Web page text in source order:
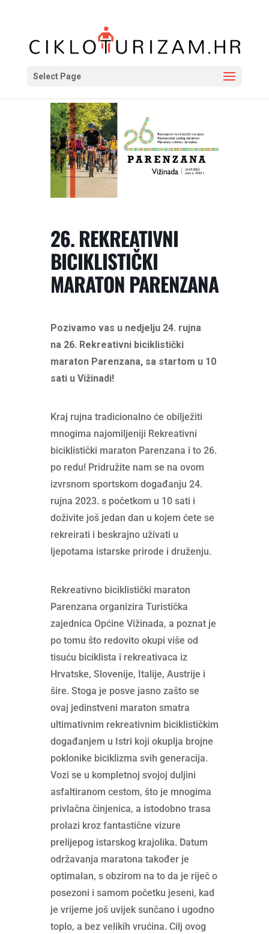
Select Page
26. REKREATIVNI
BICIKLISTIČKI
MARATON PARENZANA
Pozivamo vas u nedjelju 24. rujna
na 26. Rekreativni biciklistički
maraton Parenzana, sa startom u 10
sati u Vižinadi!
Kraj rujna tradicionalno će obilježiti
mnogima najomiljeniji Rekreativni
biciklistički maraton Parenzana i to 26.
po redu! Pridružite nam se na ovom
izvrsnom sportskom događanju 24.
rujna 2023. s početkom u 10 sati i
doživite još jedan dan u kojem ćete se
rekreirati i beskrajno uživati u
ljepotama istarske prirode i druženju.
Rekreativno biciklistički maraton
Parenzana organizira Turistička
zajednica Općine Vižinada, a poznat je
po tomu što redovito okupi više od
tisuću biciklista i rekreativaca iz
Hrvatske, Slovenije, Italije, Austrije i
šire. Stoga je posve jasno zašto se
ovaj jedinstveni maraton smatra
ultimativnim rekreativnim biciklističkim
događanjem u Istri koji okuplja brojne
poklonike biciklizma svih generacija.
Vozi se u kompletnoj svojoj duljini
asfaltiranom cestom, što je mnogima
privlačna činjenica, a istodobno trasa
prolazi kroz fantastične vizure
prelijepog istarskog krajolika. Datum
održavanja maratona također je
optimalan, s obzirom na to da je riječ o
posezoni i samom početku jeseni, kad
je vrijeme još uvijek sunčano i ugodno
toplo, a bez velikih vrućina. Cilj ovog